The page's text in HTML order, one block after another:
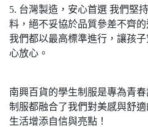
5. 台灣製造，安心首選 我們堅
料，絕不妥協於品質參差不齊
我們都以最高標準進行，讓孩
心放心。
南興百貨的學生制服是專為青
制服都融合了我們對美感與舒
生活增添自信與亮點！